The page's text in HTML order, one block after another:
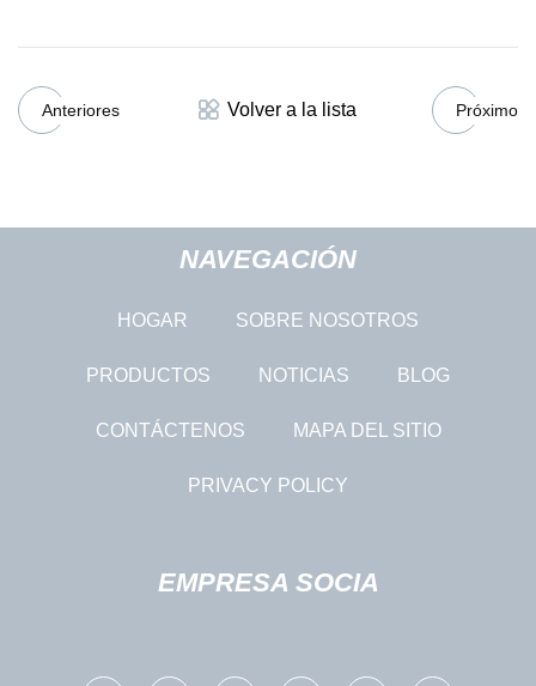
Anteriores Volver a la lista Próximo
NAVEGACIÓN
HOGAR SOBRE NOSOTROS
PRODUCTOS NOTICIAS BLOG
CONTÁCTENOS MAPA DEL SITIO
PRIVACY POLICY
EMPRESA SOCIA